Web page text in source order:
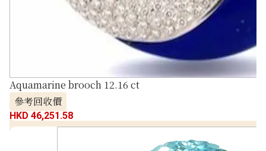
Aquamarine brooch 12.16 ct
參考回收價
HKD 46,251.58